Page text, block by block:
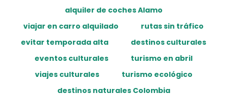
alquiler de coches Alamo
viajar en carro alquilado
rutas sin tráfico
evitar temporada alta
destinos culturales
eventos culturales
turismo en abril
viajes culturales
turismo ecológico
destinos naturales Colombia